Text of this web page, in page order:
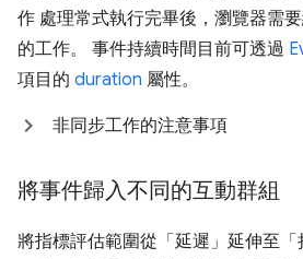
作 處理常式執行完畢後，瀏覽器需
的工作。 事件持續時間目前可透過
項目的 duration 屬性。
非同步工作的注意事項
將事件歸入不同的互動群組
將指標評估範圍從「延遲」 延伸至「